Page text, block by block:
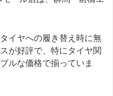
イヤへの履き替え時に無
が好評で、特にタイヤ関
ルな価格で揃っていま